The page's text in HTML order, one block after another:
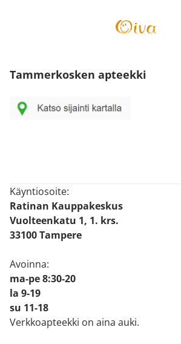
Tammerkosken apteekki
Käyntiosoite:
Ratinan Kauppakeskus
Vuolteenkatu 1, 1. krs.
33100 Tampere
Avoinna:
ma-pe 8:30-20
la 9-19
su 11-18
Verkkoapteekki on aina auki.